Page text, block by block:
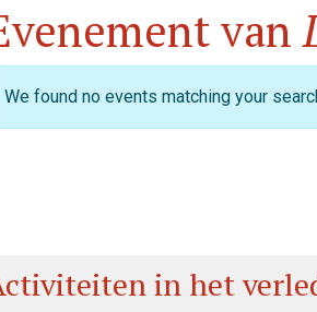
van
We found no events matching your
in het